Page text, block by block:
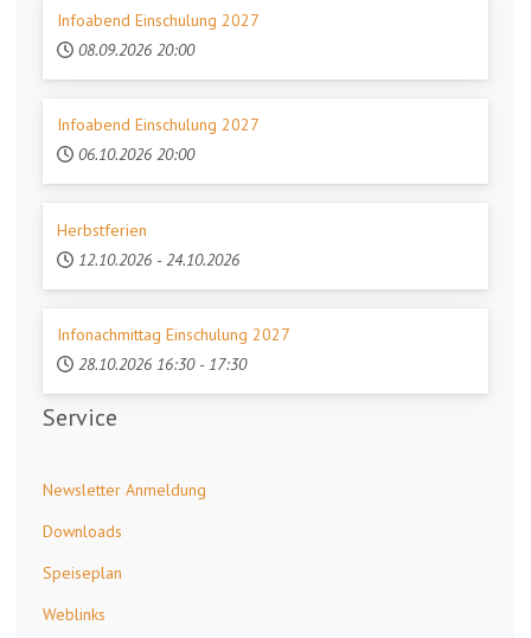
Infoabend Einschulung 2027
08.09.2026 20:00
Infoabend Einschulung 2027
06.10.2026 20:00
Herbstferien
12.10.2026 - 24.10.2026
Infonachmittag Einschulung 2027
28.10.2026 16:30 - 17:30
Service
Newsletter Anmeldung
Downloads
Speiseplan
Weblinks